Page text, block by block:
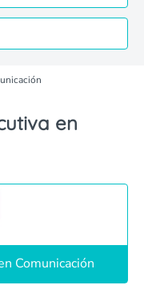
en
Comunicación